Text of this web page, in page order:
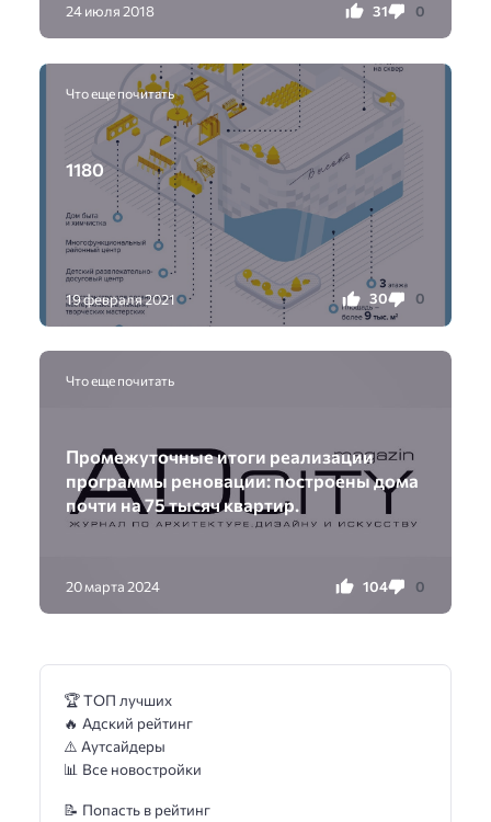
24 июля 2018 31 0
Что еще почитать
1180
19 февраля 2021 30 0
Что еще почитать
Промежуточные итоги реализации
программы реновации: построены дома
почти на 75 тысяч квартир.
20 марта 2024 104 0
🏆 ТОП лучших
🔥 Адский рейтинг
⚠️ Аутсайдеры
📊 Все новостройки
📝 Попасть в рейтинг